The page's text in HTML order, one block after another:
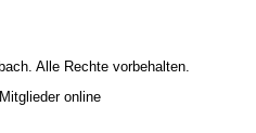
Alle Rechte vorbehalten.
online